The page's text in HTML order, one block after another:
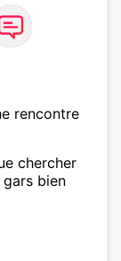
rencontre
chercher
bien